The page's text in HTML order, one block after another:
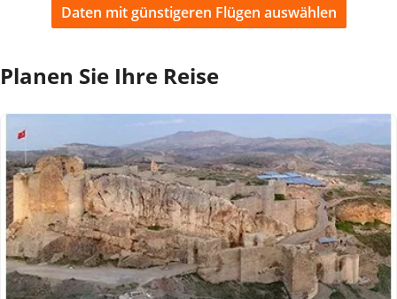
Daten mit günstigeren Flügen auswählen
Planen Sie Ihre Reise